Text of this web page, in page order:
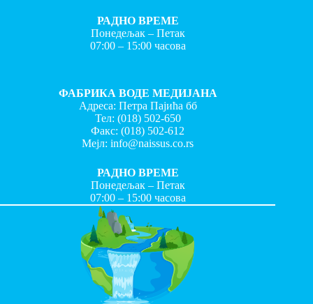
РАДНО ВРЕМЕ
Понедељак – Петак
07:00 – 15:00 часова
ФАБРИКА ВОДЕ МЕДИЈАНА
Адреса: Петра Пајића бб
Тел: (018) 502-650
Факс:(018) 502-612
Мејл:info@naissus.co.rs
РАДНО ВРЕМЕ
Понедељак – Петак
07:00 – 15:00 часова